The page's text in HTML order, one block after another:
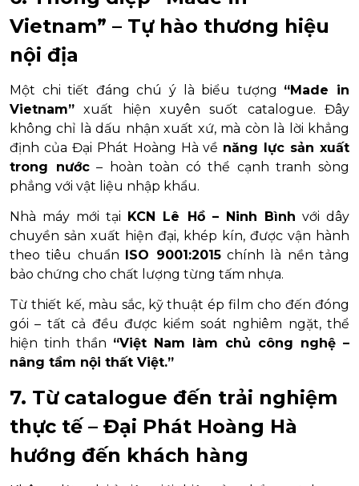
Vietnam” – Tự hào thương hiệu
nội địa
Một chi tiết đáng chú ý là biểu tượng “Made in
Vietnam” xuất hiện xuyên suốt catalogue. Đây
không chỉ là dấu nhận xuất xứ, mà còn là lời khẳng
định của Đại Phát Hoàng Hà về năng lực sản xuất
trong nước– hoàn toàn có thể cạnh tranh sòng
phẳng với vật liệu nhập khẩu.
Nhà máy mới tại KCN Lê Hồ – Ninh Bình với dây
chuyền sản xuất hiện đại, khép kín, được vận hành
theo tiêu chuẩn ISO 9001:2015chính là nền tảng
bảo chứng cho chất lượng từng tấm nhựa.
Từ thiết kế, màu sắc, kỹ thuật ép film cho đến đóng
gói – tất cả đều được kiểm soát nghiêm ngặt, thể
hiện tinh thần “Việt Nam làm chủ công nghệ –
nâng tầm nội thất Việt.”
7. Từ catalogue đến trải nghiệm
thực tế – Đại Phát Hoàng Hà
hướng đến khách hàng